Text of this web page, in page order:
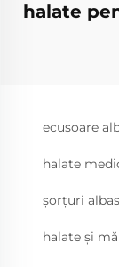
halate
ecusoare
halate
șorțuri
halate și